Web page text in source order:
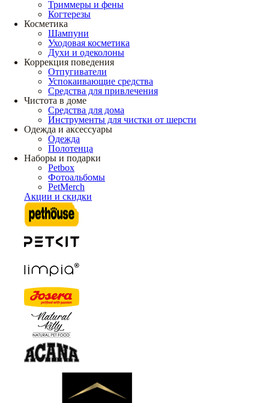
Триммеры и фены
Когтерезы
Косметика
Шампуни
Уходовая косметика
Духи и одеколоны
Коррекция поведения
Отпугиватели
Успокаивающие средства
Средства для привлечения
Чистота в доме
Средства для дома
Инструменты для чистки от шерсти
Одежда и аксессуары
Одежда
Полотенца
Наборы и подарки
Petbox
Фотоальбомы
PetMerch
Акции и скидки